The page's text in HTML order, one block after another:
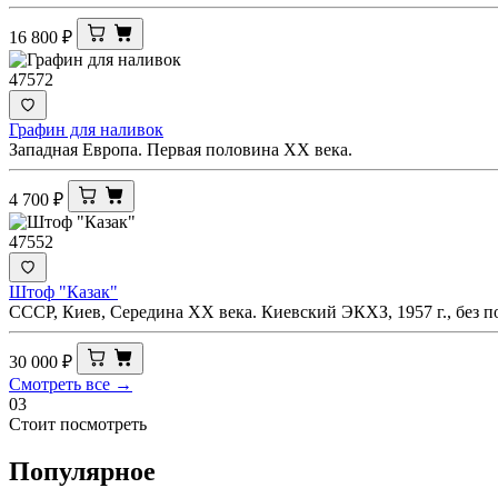
16 800 ₽
47572
Графин для наливок
Западная Европа. Первая половина ХХ века.
4 700 ₽
47552
Штоф "Казак"
СССР, Киев, Середина XX века. Киевский ЭКХЗ, 1957 г., без
30 000 ₽
Смотреть все →
03
Стоит посмотреть
Популярное